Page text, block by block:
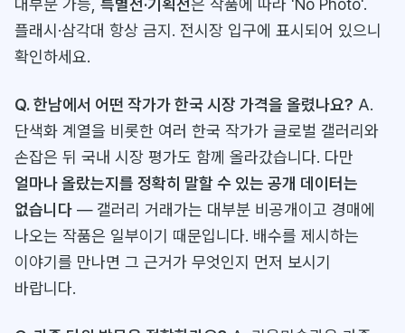
플래시·삼각대 항상 금지. 전시장 입구에 표시되어 있으니
확인하세요.
Q. 한남에서 어떤 작가가 한국 시장 가격을 올렸나요? A.
단색화 계열을 비롯한 여러 한국 작가가 글로벌 갤러리와
손잡은 뒤 국내 시장 평가도 함께 올라갔습니다. 다만
얼마나 올랐는지를 정확히 말할 수 있는 공개 데이터는
없습니다 — 갤러리 거래가는 대부분 비공개이고 경매에
나오는 작품은 일부이기 때문입니다. 배수를 제시하는
이야기를 만나면 그 근거가 무엇인지 먼저 보시기
바랍니다.